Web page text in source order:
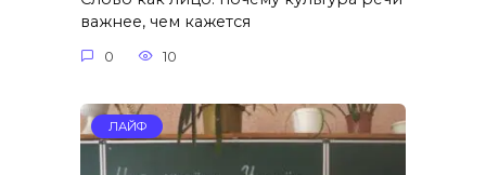
важнее, чем кажется
0 10
ЛАЙФ